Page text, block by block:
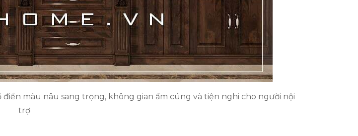
màu nâu sang trọng, không gian ấm cúng và tiện nghi cho người nội
trợ